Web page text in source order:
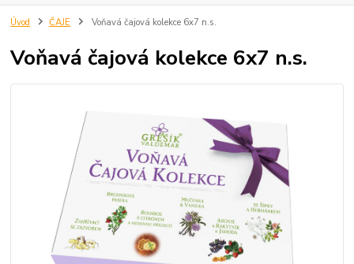
Úvod ČAJE Voňavá čajová kolekce 6x7 n.s.
Voňavá čajová kolekce 6x7 n.s.